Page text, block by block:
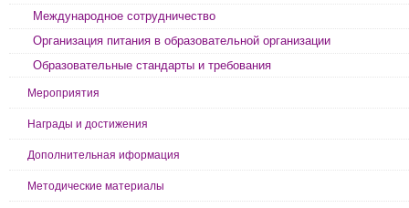
Международное сотрудничество
Организация питания в образовательной организации
Образовательные стандарты и требования
Мероприятия
Награды и достижения
Дополнительная иформация
Методические материалы